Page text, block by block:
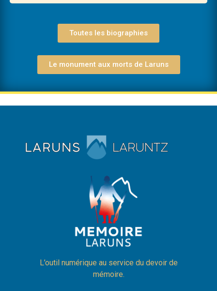
Toutes les biographies
Le monument aux morts de Laruns
L’outil numérique au service du devoir de
mémoire.